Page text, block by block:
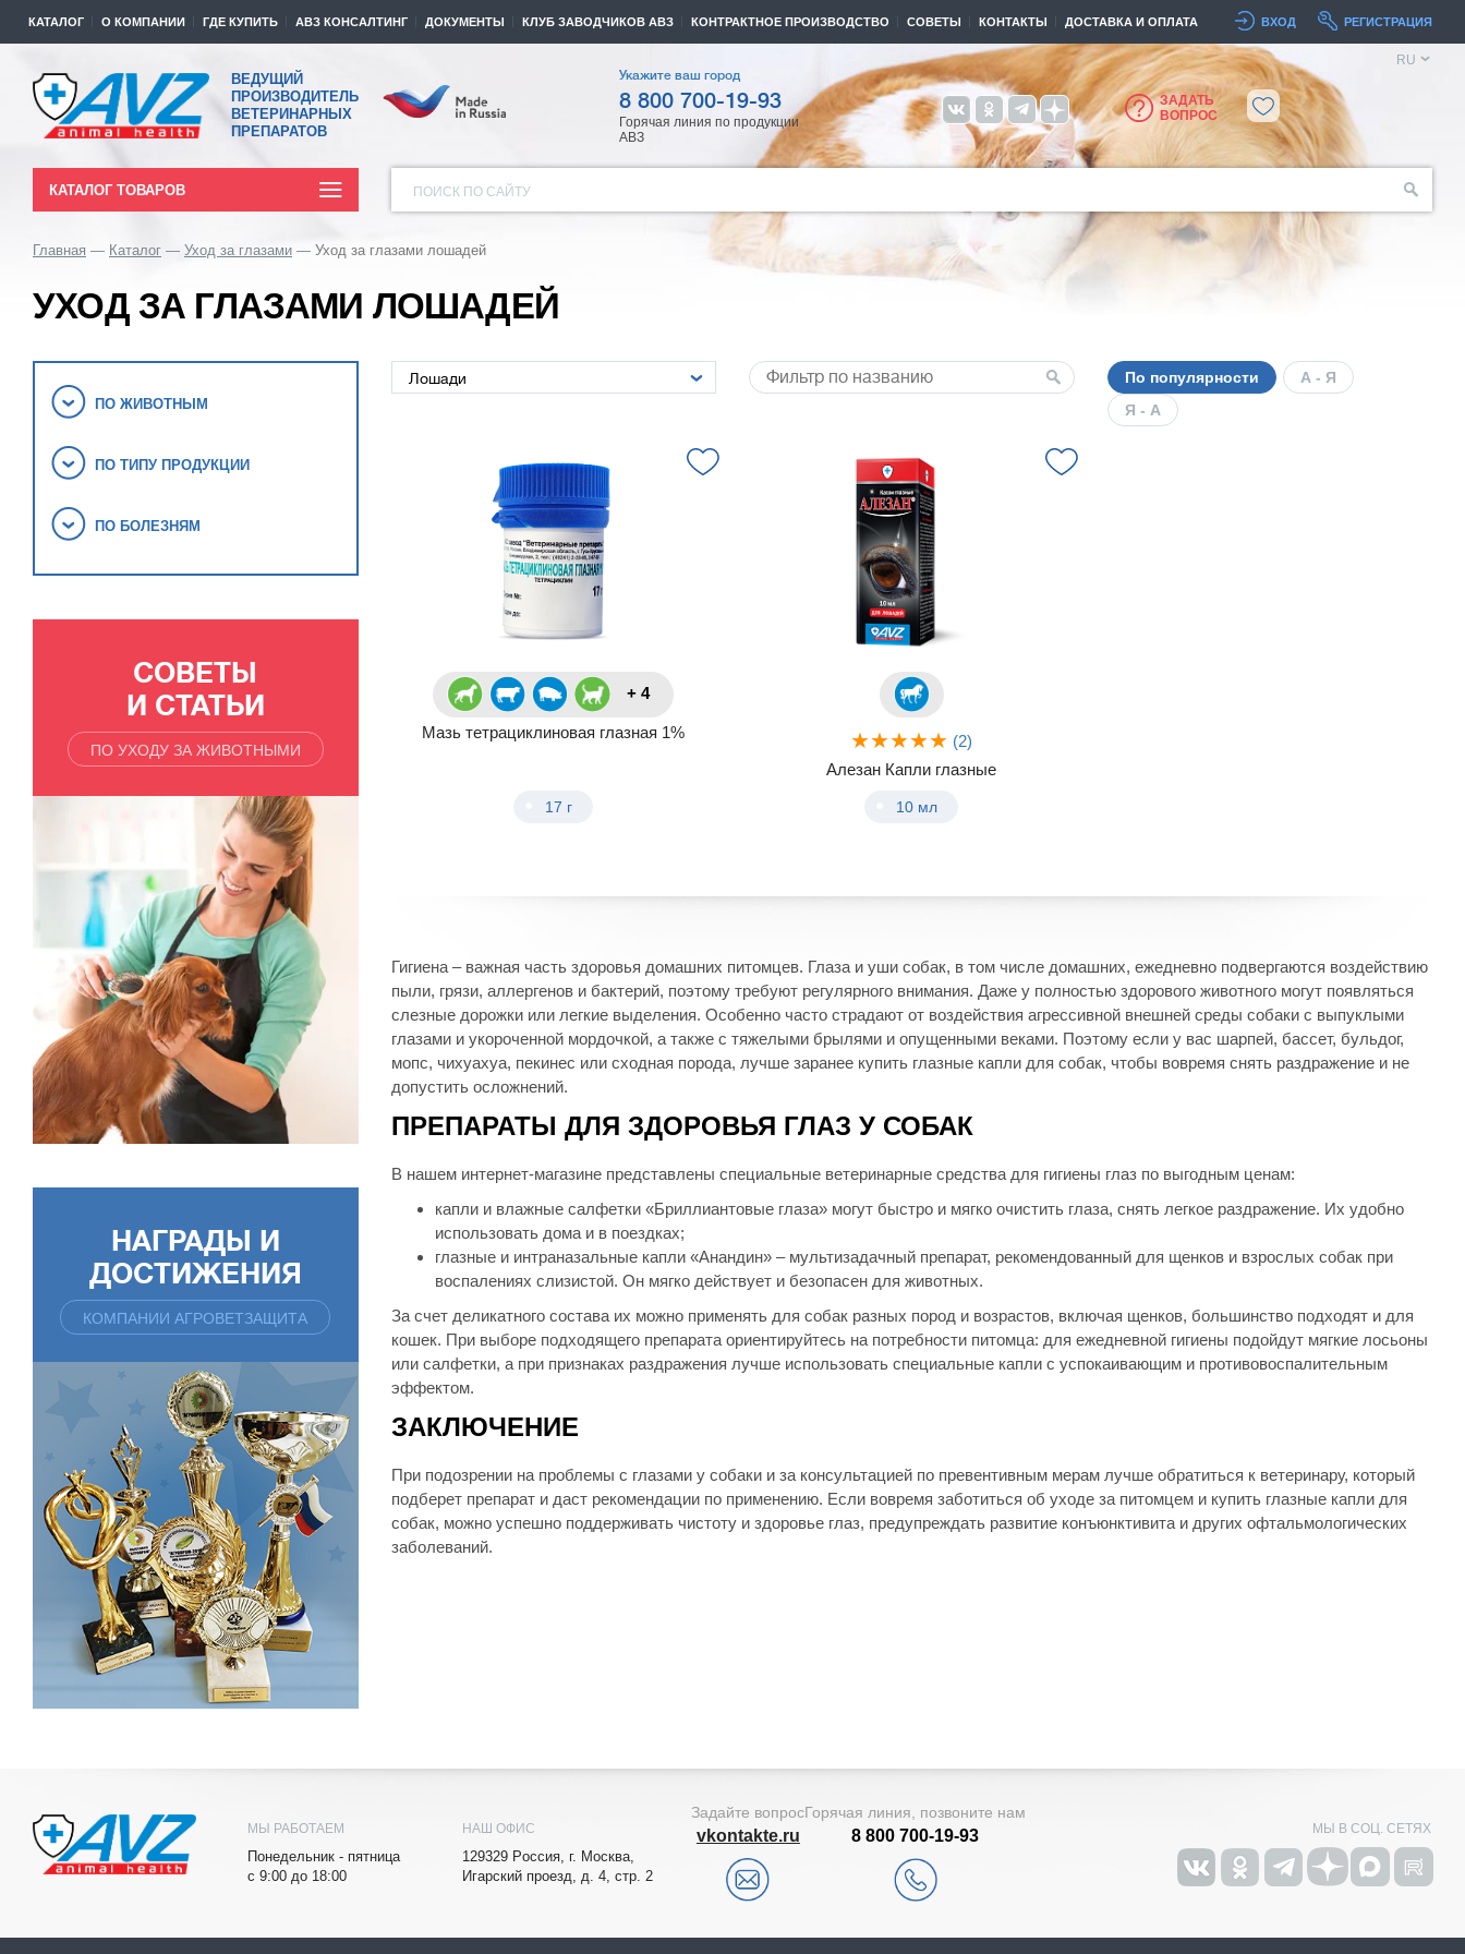
КАТАЛОГ О КОМПАНИИ ГДЕ КУПИТЬ АВЗ КОНСАЛТИНГ ДОКУМЕНТЫ КЛУБ ЗАВОДЧИКОВ АВЗ КОНТРАКТНОЕ ПРОИЗВОДСТВО СОВЕТЫ КОНТАКТЫ ДОСТАВКА И ОПЛАТА ВХОД РЕГИСТРАЦИЯ
ВЕДУЩИЙ
ПРОИЗВОДИТЕЛЬ
ВЕТЕРИНАРНЫХ
ПРЕПАРАТОВ
Укажите ваш город
8 800 700-19-93
Горячая линия по продукции
АВЗ
ЗАДАТЬ
ВОПРОС
RU
КАТАЛОГ ТОВАРОВ ПОИСК ПО САЙТУ
Главная Каталог Уход за глазами Уход за глазами лошадей
УХОД ЗА ГЛАЗАМИ ЛОШАДЕЙ
ПО ЖИВОТНЫМ
ПО ТИПУ ПРОДУКЦИИ
ПО БОЛЕЗНЯМ
СОВЕТЫ
И СТАТЬИ
ПО УХОДУ ЗА ЖИВОТНЫМИ
НАГРАДЫ И
ДОСТИЖЕНИЯ
КОМПАНИИ АГРОВЕТЗАЩИТА
По популярности
А - Я
Я - А
+ 4
Мазь тетрациклиновая глазная 1%
17 г
(2)
Алезан Капли глазные
10 мл
Гигиена – важная часть здоровья домашних питомцев. Глаза и уши собак, в том числе домашних, ежедневно подвергаются воздействию
пыли, грязи, аллергенов и бактерий, поэтому требуют регулярного внимания. Даже у полностью здорового животного могут появляться
слезные дорожки или легкие выделения. Особенно часто страдают от воздействия агрессивной внешней среды собаки с выпуклыми
глазами и укороченной мордочкой, а также с тяжелыми брылями и опущенными веками. Поэтому если у вас шарпей, бассет, бульдог,
мопс, чихуахуа, пекинес или сходная порода, лучше заранее купить глазные капли для собак, чтобы вовремя снять раздражение и не
допустить осложнений.
ПРЕПАРАТЫ ДЛЯ ЗДОРОВЬЯ ГЛАЗ У СОБАК
В нашем интернет-магазине представлены специальные ветеринарные средства для гигиены глаз по выгодным ценам:
капли и влажные салфетки «Бриллиантовые глаза» могут быстро и мягко очистить глаза, снять легкое раздражение. Их удобно
использовать дома и в поездках;
глазные и интраназальные капли «Анандин» – мультизадачный препарат, рекомендованный для щенков и взрослых собак при
воспалениях слизистой. Он мягко действует и безопасен для животных.
За счет деликатного состава их можно применять для собак разных пород и возрастов, включая щенков, большинство подходят и для
кошек. При выборе подходящего препарата ориентируйтесь на потребности питомца: для ежедневной гигиены подойдут мягкие лосьоны
или салфетки, а при признаках раздражения лучше использовать специальные капли с успокаивающим и противовоспалительным
эффектом.
ЗАКЛЮЧЕНИЕ
При подозрении на проблемы с глазами у собаки и за консультацией по превентивным мерам лучше обратиться к ветеринару, который
подберет препарат и даст рекомендации по применению. Если вовремя заботиться об уходе за питомцем и купить глазные капли для
собак, можно успешно поддерживать чистоту и здоровье глаз, предупреждать развитие конъюнктивита и других офтальмологических
заболеваний.
МЫ РАБОТАЕМ
Понедельник - пятница
с 9:00 до 18:00
НАШ ОФИС
129329 Рoccия, г. Мocквa,
Игарский проезд, д. 4, стр. 2
Задайте вопрос
vkontakte.ru
Горячая линия, позвоните нам
8 800 700-19-93 МЫ В СОЦ. СЕТЯХ